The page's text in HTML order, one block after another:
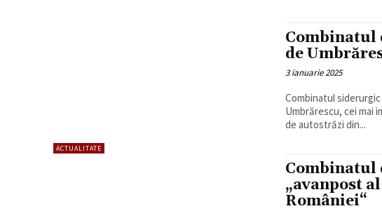
ACTUALITATE
Combinatul
de
3 ianuarie 2025
Combinatul
Umbrărescu, cei mai
de autostrăzi din...
Combinatul
„avanpost
României“